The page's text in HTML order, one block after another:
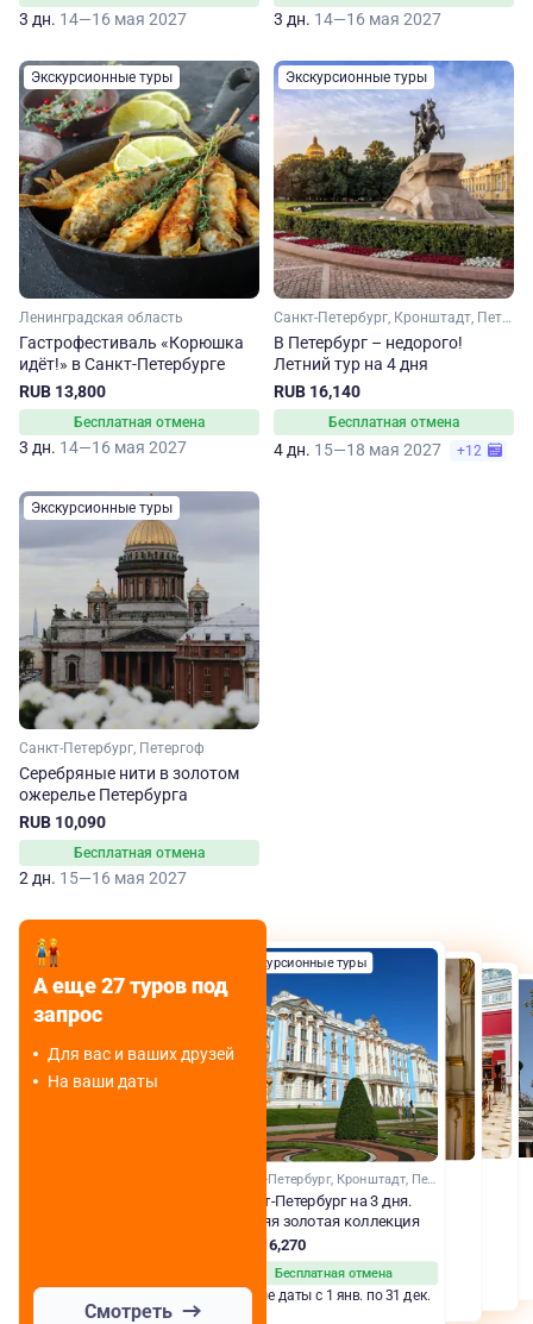
3 дн. 14—16 мая 2027 3 дн. 14—16 мая 2027
Экскурсионные туры
Ленинградская область
Гастрофестиваль «Корюшка
идёт!» в Санкт-Петербурге
RUB 13,800
Бесплатная отмена
3 дн. 14—16 мая 2027
Экскурсионные туры
Санкт-Петербург, Кронштадт, Петергоф
В Петербург – недорого!
Летний тур на 4 дня
RUB 16,140
Бесплатная отмена
4 дн. 15—18 мая 2027 +12
Экскурсионные туры
Санкт-Петербург, Петергоф
Серебряные нити в золотом
ожерелье Петербурга
RUB 10,090
Бесплатная отмена
2 дн. 15—16 мая 2027
А еще 27 туров под
запрос
Для вас и ваших друзей
На ваши даты
Смотреть
Экскурсионные туры
Санкт-Петербург, Кронштадт, Петергоф
Санкт-Петербург на 3 дня.
Летняя золотая коллекция
RUB 16,270
Бесплатная отмена
Любые даты с 1 янв. по 31 дек.
Экскурсионные туры
Экскурсионные туры
Экскурсионные туры